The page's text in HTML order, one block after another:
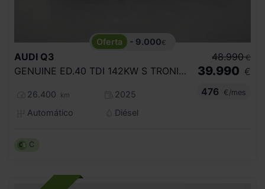
- 9.000€
AUDI Q3
GENUINE ED.40 TDI 142KW S TRONIC QUATTRO
26.400 km
2025
Automático
Diésel
48.990 €
39.990 €
476
€/mes
C